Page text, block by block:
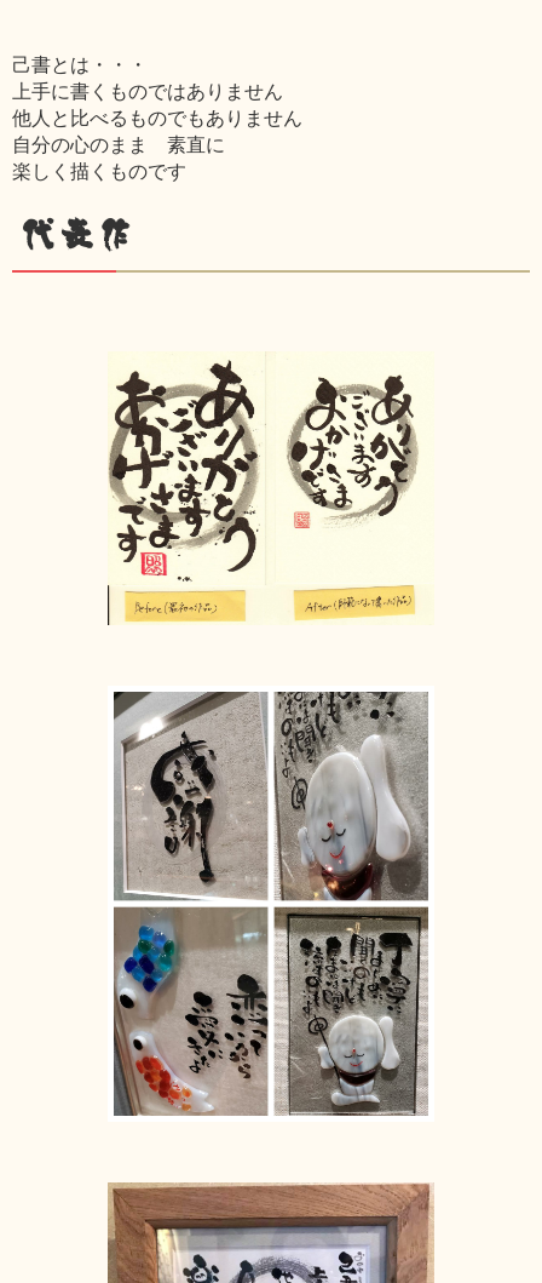
己書とは・・・
上手に書くものではありません
他人と比べるものでもありません
自分の心のまま 素直に
楽しく描くものです
代表作